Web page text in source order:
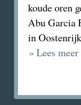
koude oren
Abu Garcia
in
» Lees